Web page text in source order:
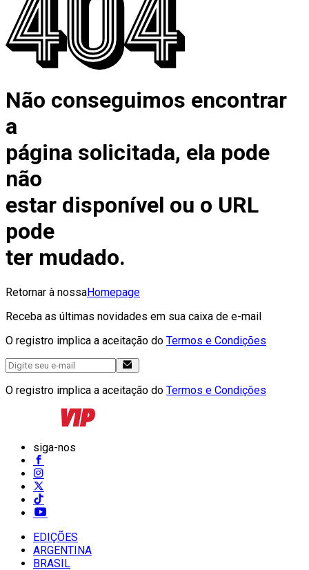
Não conseguimos encontrar
a
página solicitada, ela pode
não
estar disponível ou o URL
pode
ter mudado.
Retornar à nossaHomepage
Receba as últimas novidades em sua caixa de e-mail
O registro implica a aceitação do Termos e Condições
O registro implica a aceitação do Termos e Condições
siga-nos
EDIÇÕES
ARGENTINA
BRASIL